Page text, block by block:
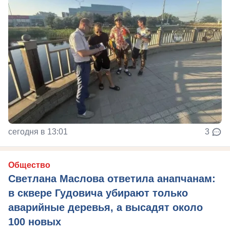
сегодня в 13:01 3
Общество
Светлана Маслова ответила анапчанам:
в сквере Гудовича убирают только
аварийные деревья, а высадят около
100 новых